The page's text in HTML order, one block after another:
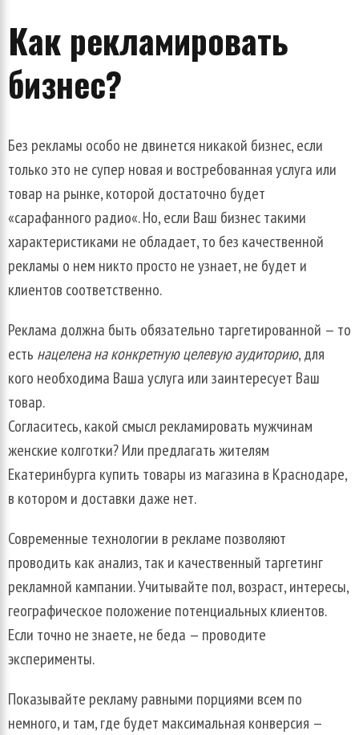
Как рекламировать
бизнес?
Без рекламы особо не двинется никакой бизнес,если
толькоэто не супер новая и востребованнаяуслуга или
товар на рынке,которой достаточно будет
«сарафанного радио«.Но,если Ваш бизнестакими
характеристиками не обладает,то без качественной
рекламы о нем никто просто неузнает,не будет и
клиентов соответственно.
Реклама должна быть обязательно таргетированной — то
есть нацеленанаконкретнуюцелевуюаудиторию,для
кого необходима Вашауслуга илизаинтересует Ваш
товар.
Согласитесь,какой смысл рекламировать мужчинам
женские колготки?Или предлагатьжителям
Екатеринбурга купить товары из магазина в Краснодаре,
в котором и доставки даже нет.
Современные технологии в рекламе позволяют
проводить каканализ,таки качественный таргетинг
рекламной кампании.Учитывайте пол,возраст,интересы,
географическое положение потенциальныхклиентов.
Если точно незнаете,не беда — проводите
эксперименты.
Показывайте рекламуравными порциями всем по
немного,и там,где будет максимальная конверсия —